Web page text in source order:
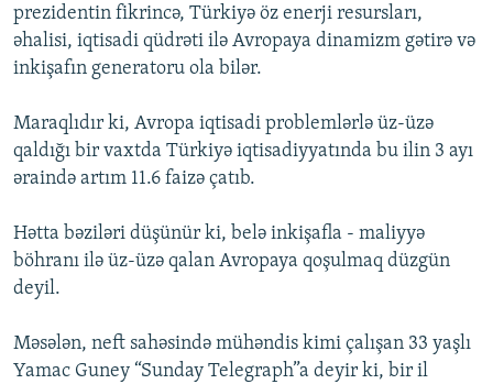
prezidentin fikrincə, Türkiyə öz enerji resursları,
əhalisi, iqtisadi qüdrəti ilə Avropaya dinamizm gətirə və
inkişafın generatoru ola bilər.
Maraqlıdır ki, Avropa iqtisadi problemlərlə üz-üzə
qaldığı bir vaxtda Türkiyə iqtisadiyyatında bu ilin 3 ayı
əraində artım 11.6 faizə çatıb.
Hətta bəziləri düşünür ki, belə inkişafla - maliyyə
böhranı ilə üz-üzə qalan Avropaya qoşulmaq düzgün
deyil.
Məsələn, neft sahəsində mühəndis kimi çalışan 33 yaşlı
Yamac Guney “Sunday Telegraph”a deyir ki, bir il